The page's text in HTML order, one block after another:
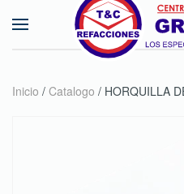
Skip to main content
Inicio / Catalogo / HORQUILLA